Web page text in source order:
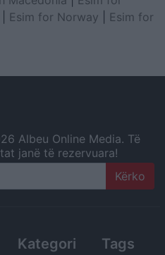
Esim for Norway
Esim for
Albeu Online Media. Të
janë të rezervuara!
Kategori Tags